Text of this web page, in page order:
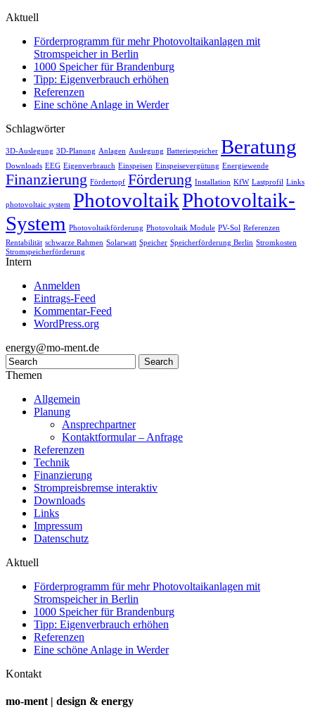
Aktuell
Förderprogramm für mehr Photovoltaikanlagen mit
Stromspeicher in Berlin
1000 Speicher für Brandenburg
Tipp: Eigenverbrauch erhöhen
Referenzen
Eine schöne Anlage in Werder
Schlagwörter
3D-Auslegung 3D-Planung Anlagen Auslegung Batteriespeicher Beratung
Downloads EEG Eigenverbrauch Einspeisen Einspeisevergütung Energiewende
Finanzierung Fördertopf Förderung Installation KfW Lastprofil Links
photovoltaic system PhotovoltaikPhotovoltaik-
System Photovoltaikförderung Photovoltaik Module PV-Sol Referenzen
Rentabilität schwarze Rahmen Solarwatt Speicher Speicherförderung Berlin Stromkosten
Stromspeicherförderung
Intern
Anmelden
Eintrags-Feed
Kommentar-Feed
WordPress.org
energy@mo-ment.de
Themen
Allgemein
Planung
Ansprechpartner
Kontaktformular – Anfrage
Referenzen
Technik
Finanzierung
Strompreisbremse interaktiv
Downloads
Links
Impressum
Datenschutz
Aktuell
Förderprogramm für mehr Photovoltaikanlagen mit
Stromspeicher in Berlin
1000 Speicher für Brandenburg
Tipp: Eigenverbrauch erhöhen
Referenzen
Eine schöne Anlage in Werder
Kontakt
mo-ment | design & energy